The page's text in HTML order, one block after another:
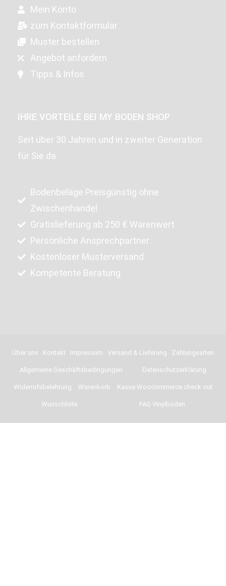
Mein Konto
zum Kontaktformular
Muster bestellen
Angebot anfordern
Tipps & Infos
IHRE VORTEILE BEI MY BODEN SHOP
Seit über 30 Jahren und in zweiter Generation
für Sie da
Bodenbeläge Preisgünstig ohne
Zwischenhandel
Gratislieferung ab 250 € Warenwert
Persönliche Ansprechpartner
Kostenloser Musterversand
Kompetente Beratung
Über uns Kontakt Impressum Versand & Lieferung Zahlungsarten
Allgemeine Geschäftsbedingungen Datenschutzerklärung
Widerrufsbelehrung Warenkorb Kasse Woocommerce check out
Wunschliste FAQ Vinylböden